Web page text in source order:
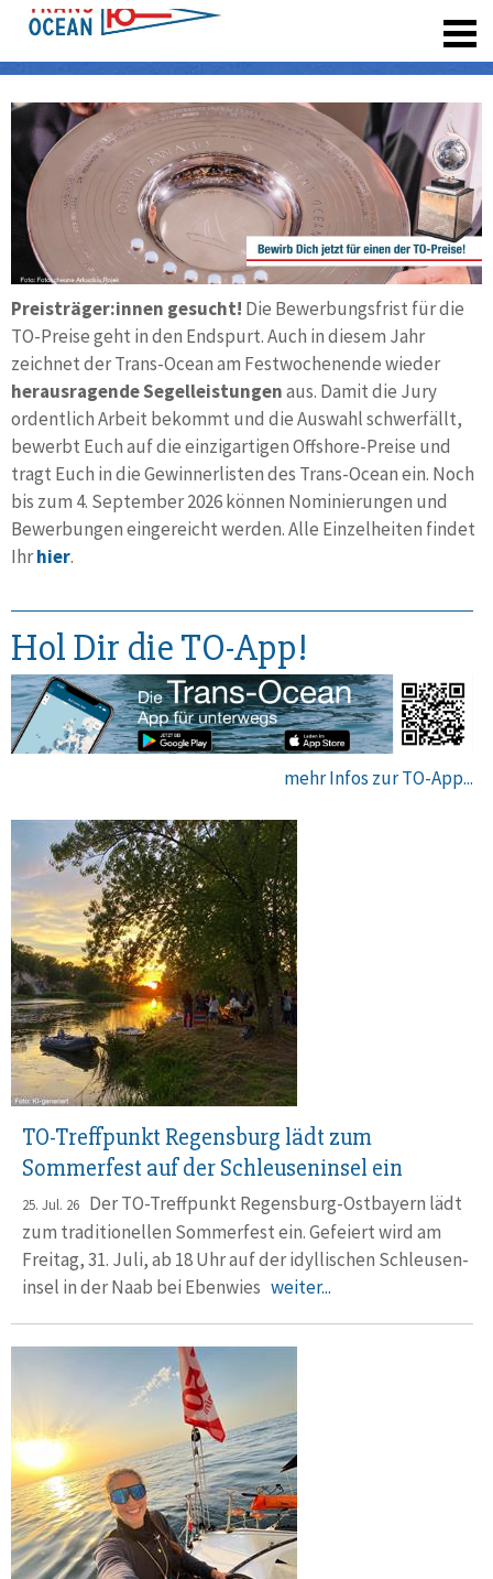
Preisträger:innen gesucht! Die Bewerbungsfrist für die
TO-Preise geht in den Endspurt. Auch in diesem Jahr
zeichnet der Trans-Ocean am Fest­wochen­ende wie­der
heraus­ragende Segel­lei­stun­genaus. Damit die Jury
ordent­lich Arbeit be­kommt und die Auswahl schwer­fällt,
bewerbt Euch auf die einzig­artigen Offshore-Preise und
tragt Euch in die Gewinner­listen des Trans-Ocean ein. Noch
bis zum 4. September 2026 können Nominie­rungen und
Bewer­bungen einge­reicht werden. Alle Einzel­heiten findet
Ihrhier.
Hol Dir die TO-App!
mehr Infos zur TO-App...
TO-Treffpunkt Regensburg lädt zum
Sommerfest auf der Schleuseninsel ein
25. Jul. 26 Der TO-Treffpunkt Regensburg-Ostbayern lädt
zum tradi­tio­nellen Sommerfest ein. Gefeiert wird am
Freitag, 31. Juli, ab 18 Uhr auf der idylli­schen Schleusen­
insel in der Naab bei Ebenwies weiter...